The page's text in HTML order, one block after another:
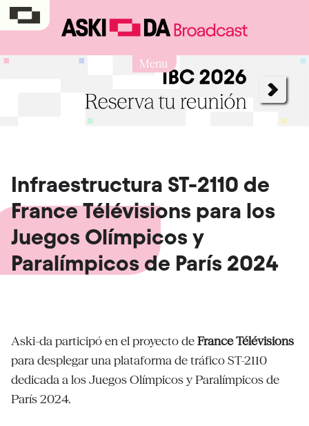
Menu
Infraestructura ST-2110 de
France Télévisions para los
Juegos Olímpicos y
Paralímpicos de París 2024
Aski-da participó en el proyecto deFrance Télévisions
para desplegar una plataforma de tráfico ST-2110
dedicada a los Juegos Olímpicos y Paralímpicos de
París 2024.